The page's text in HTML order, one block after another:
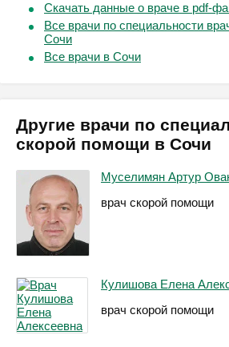
Скачать данные о враче в pdf-
Все врачи по специальности
Сочи
Все врачи в Сочи
Другие врачи по
скорой помощи в Сочи
Муселимян Артур
врач скорой помощи
Кулишова Елена
врач скорой помощи